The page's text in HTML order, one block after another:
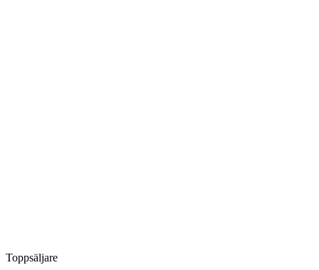
Toppsäljare